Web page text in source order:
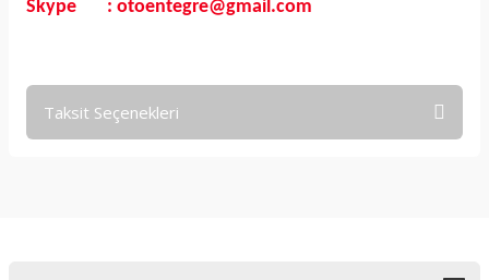
Skype : otoentegre@gmail.com
Taksit Seçenekleri